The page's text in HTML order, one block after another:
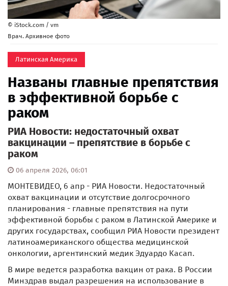
© iStock.com / vm
Врач. Архивное фото
Латинская Америка
Названы главные препятствия
в эффективной борьбе с
раком
РИА Новости: недостаточный охват
вакцинации – препятствие в борьбе с
раком
06 апреля 2026, 06:01
МОНТЕВИДЕО, 6 апр - РИА Новости. Недостаточный
охват вакцинации и отсутствие долгосрочного
планирования - главные препятствия на пути
эффективной борьбы с раком в Латинской Америке и
других государствах, сообщил РИА Новости президент
латиноамериканского общества медицинской
онкологии, аргентинский медик Эдуардо Касап.
В мире ведется разработка вакцин от рака. В России
Минздрав выдал разрешения на использование в